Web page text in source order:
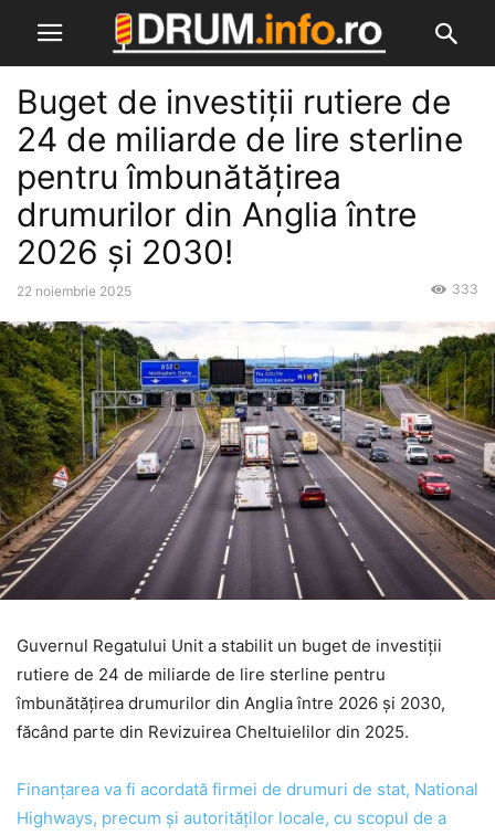
Buget de investiții rutiere de
24 de miliarde de lire sterline
pentru îmbunătățirea
drumurilor din Anglia între
2026 și 2030!
22 noiembrie 2025 333
Guvernul Regatului Unit a stabilit un buget de investiții
rutiere de 24 de miliarde de lire sterline pentru
îmbunătățirea drumurilor din Anglia între 2026 și 2030,
făcând parte din Revizuirea Cheltuielilor din 2025.
Finanțarea va fi acordată firmei de drumuri de stat, National
Highways, precum și autorităților locale, cu scopul de a